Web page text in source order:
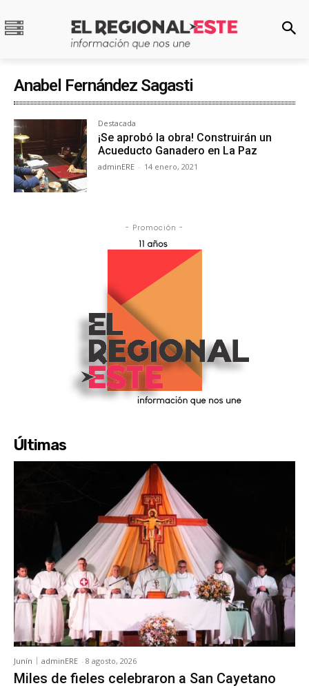
Anabel Fernández Sagasti
Destacada
¡Se aprobó la obra! Construirán un
Acueducto Ganadero en La Paz
adminERE - 14 enero, 2021
- Promoción -
Últimas
Junín adminERE - 8 agosto, 2026
Miles de fieles celebraron a San Cayetano